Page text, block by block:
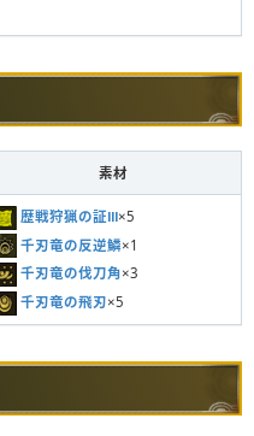
素材
歴戦狩猟の証Ⅲ×5
千刃竜の反逆鱗×1
千刃竜の伐刀角×3
千刃竜の飛刃×5